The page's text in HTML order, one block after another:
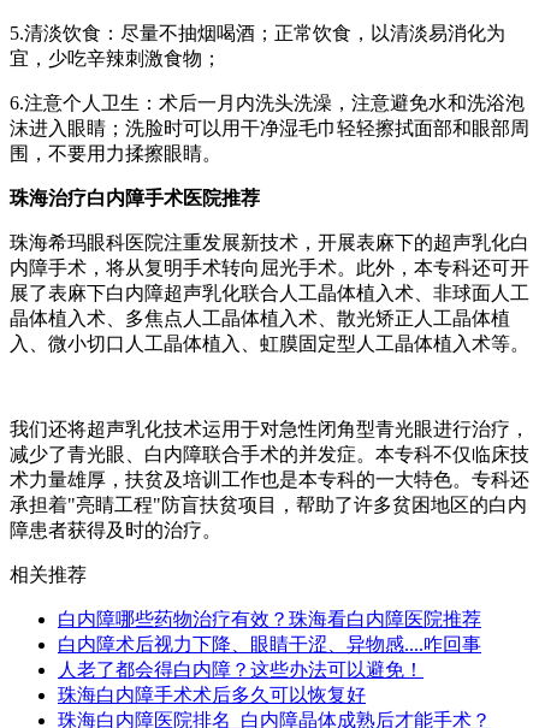
5.清淡饮食：尽量不抽烟喝酒；正常饮食，以清淡易消化为
宜，少吃辛辣刺激食物；
6.注意个人卫生：术后一月内洗头洗澡，注意避免水和洗浴泡
沫进入眼睛；洗脸时可以用干净湿毛巾轻轻擦拭面部和眼部周
围，不要用力揉擦眼睛。
珠海治疗白内障手术医院推荐
珠海希玛眼科医院注重发展新技术，开展表麻下的超声乳化白
内障手术，将从复明手术转向屈光手术。此外，本专科还可开
展了表麻下白内障超声乳化联合人工晶体植入术、非球面人工
晶体植入术、多焦点人工晶体植入术、散光矫正人工晶体植
入、微小切口人工晶体植入、虹膜固定型人工晶体植入术等。
我们还将超声乳化技术运用于对急性闭角型青光眼进行治疗，
减少了青光眼、白内障联合手术的并发症。本专科不仅临床技
术力量雄厚，扶贫及培训工作也是本专科的一大特色。专科还
承担着"亮睛工程"防盲扶贫项目，帮助了许多贫困地区的白内
障患者获得及时的治疗。
相关推荐
白内障哪些药物治疗有效？珠海看白内障医院推荐
白内障术后视力下降、眼睛干涩、异物感....咋回事
人老了都会得白内障？这些办法可以避免！
珠海白内障手术术后多久可以恢复好
珠海白内障医院排名_白内障晶体成熟后才能手术？